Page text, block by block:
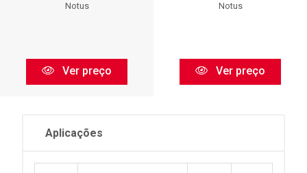
Notus
Ver preço
Notus
Ver preço
Aplicações